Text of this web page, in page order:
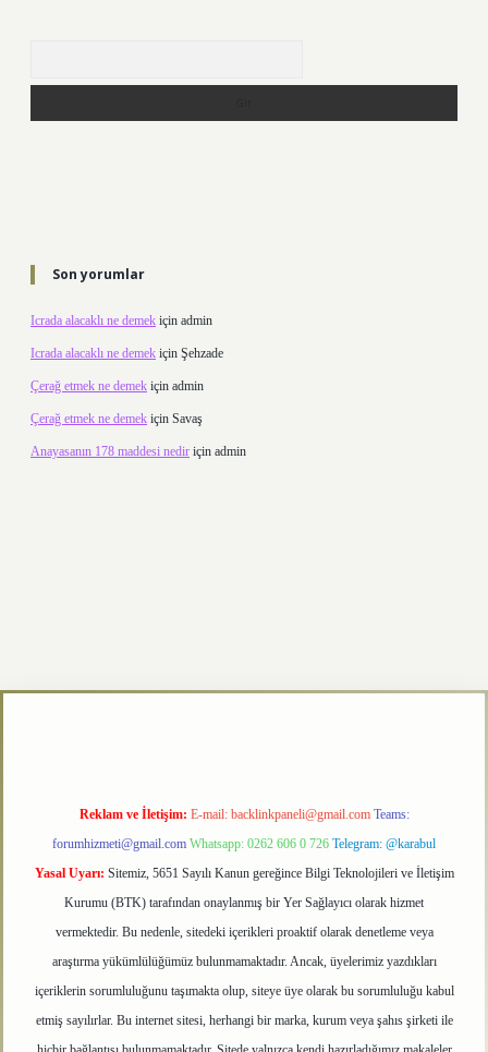
Son yorumlar
Icrada alacaklı ne demek için admin
Icrada alacaklı ne demek için Şehzade
Çerağ etmek ne demek için admin
Çerağ etmek ne demek için Savaş
Anayasanın 178 maddesi nedir için admin
Reklam ve İletişim: E-mail: backlinkpaneli@gmail.com Teams:
forumhizmeti@gmail.com Whatsapp: 0262 606 0 726 Telegram: @karabul
Yasal Uyarı: Sitemiz, 5651 Sayılı Kanun gereğince Bilgi Teknolojileri ve İletişim
Kurumu (BTK) tarafından onaylanmış bir Yer Sağlayıcı olarak hizmet
vermektedir. Bu nedenle, sitedeki içerikleri proaktif olarak denetleme veya
araştırma yükümlülüğümüz bulunmamaktadır. Ancak, üyelerimiz yazdıkları
içeriklerin sorumluluğunu taşımakta olup, siteye üye olarak bu sorumluluğu kabul
etmiş sayılırlar. Bu internet sitesi, herhangi bir marka, kurum veya şahıs şirketi ile